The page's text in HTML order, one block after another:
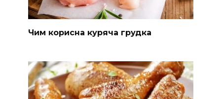
Чим корисна куряча грудка